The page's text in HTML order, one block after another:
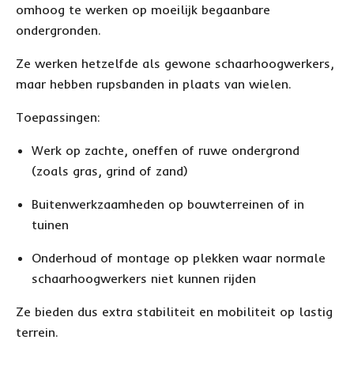
omhoog te werken op moeilijk begaanbare
ondergronden.
Ze werken hetzelfde als gewone schaarhoogwerkers,
maar hebben rupsbanden in plaats van wielen.
Toepassingen:
Werk op zachte, oneffen of ruwe ondergrond
(zoals gras, grind of zand)
Buitenwerkzaamheden op bouwterreinen of in
tuinen
Onderhoud of montage op plekken waar normale
schaarhoogwerkers niet kunnen rijden
Ze bieden dus extra stabiliteit en mobiliteit op lastig
terrein.